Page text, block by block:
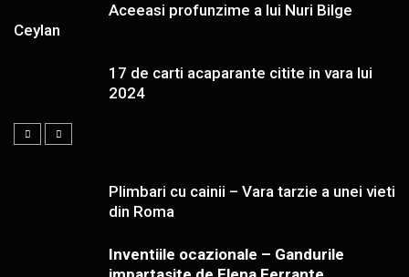
Aceeasi profunzime a lui Nuri Bilge
Ceylan
17 de carti acaparante citite in vara lui
2024
Plimbari cu cainii – Vara tarzie a unei vieti
din Roma
Inventiile ocazionale – Gandurile